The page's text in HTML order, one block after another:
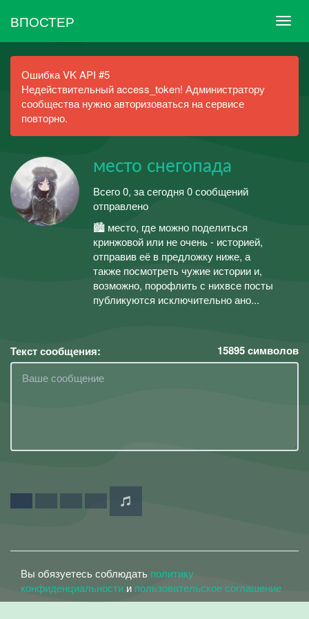
ВПОСТЕР
Ошибка VK API #5
Недействительный access_token! Администратору
сообщества нужно авторизоваться на сервисе
повторно.
место снегопада
Всего 0, за сегодня 0 сообщений
отправлено
🏙 место, где можно поделиться
кринжовой или не очень - историей,
отправив её в предложку ниже, а
также посмотреть чужие истории и,
возможно, порофлить с нихвсе посты
публикуются исключительно ано...
Текст сообщения: 15895символов
Вы обязуетесь соблюдать политику
конфиденциальности и пользовательское соглашение